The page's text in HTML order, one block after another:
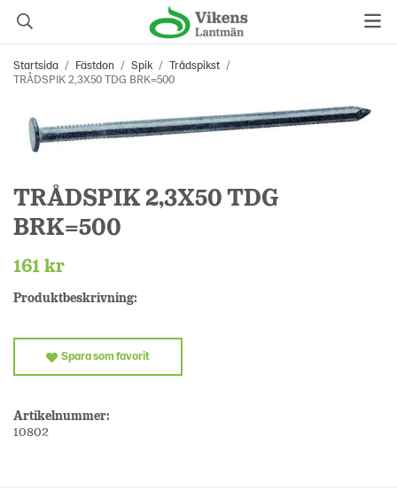
Startsida / Fästdon / Spik / Trådspikst /
TRÅDSPIK 2,3X50 TDG BRK=500
TRÅDSPIK 2,3X50 TDG
BRK=500
161 kr
Produktbeskrivning:
Spara som favorit
Artikelnummer:
10802